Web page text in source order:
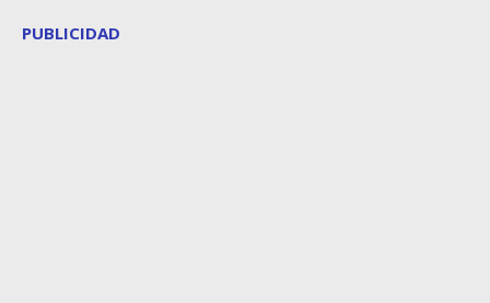
PUBLICIDAD